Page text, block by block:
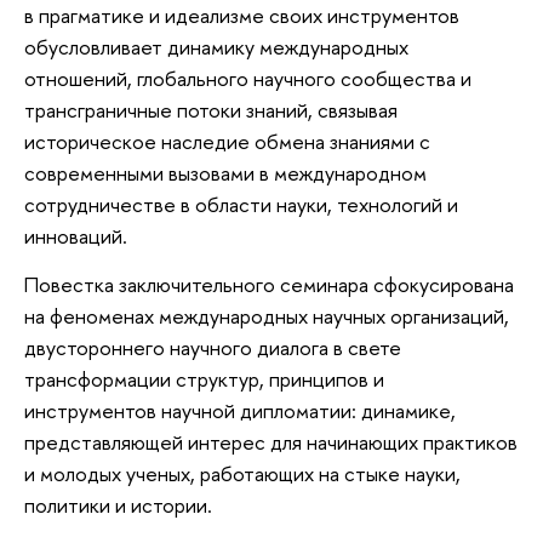
в прагматике и идеализме своих инструментов
обусловливает динамику международных
отношений, глобального научного сообщества и
трансграничные потоки знаний, связывая
историческое наследие обмена знаниями с
современными вызовами в международном
сотрудничестве в области науки, технологий и
инноваций.
Повестка заключительного семинара сфокусирована
на феноменах международных научных организаций,
двустороннего научного диалога в свете
трансформации структур, принципов и
инструментов научной дипломатии: динамике,
представляющей интерес для начинающих практиков
и молодых ученых, работающих на стыке науки,
политики и истории.